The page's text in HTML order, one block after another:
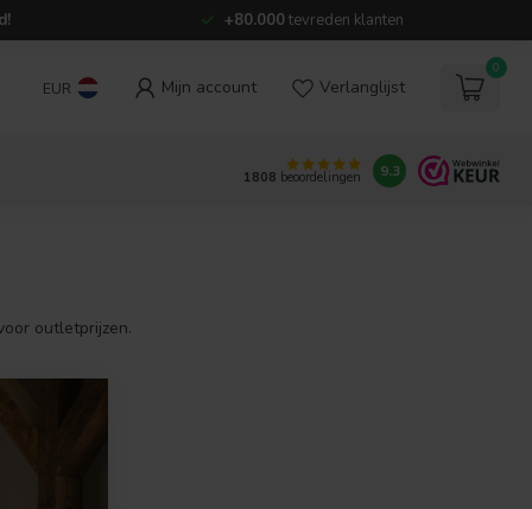
+80.000tevreden klanten
EUR Mijn account Verlanglijst
0
1808 beoordelingen 9.3
outletprijzen.